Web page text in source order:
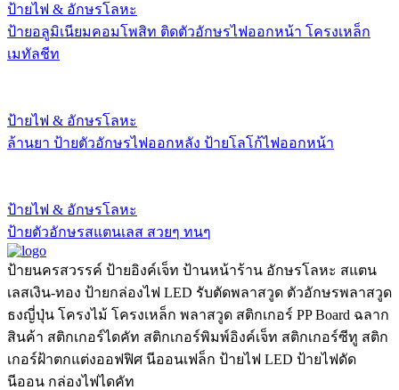
ป้ายไฟ & อักษรโลหะ
ป้ายอลูมิเนียมคอมโพสิท ติดตัวอักษรไฟออกหน้า โครงเหล็ก
เมทัลชีท
ป้ายไฟ & อักษรโลหะ
ล้านยา ป้ายตัวอักษรไฟออกหลัง ป้ายโลโก้ไฟออกหน้า
ป้ายไฟ & อักษรโลหะ
ป้ายตัวอักษรสแตนเลส สวยๆ ทนๆ
ป้ายนครสวรรค์ ป้ายอิงค์เจ็ท ป้านหน้าร้าน อักษรโลหะ สแตน
เลสเงิน-ทอง ป้ายกล่องไฟ LED รับตัดพลาสวูด ตัวอักษรพลาสวูด
ธงญี่ปุ่น โครงไม้ โครงเหล็ก พลาสวูด สติกเกอร์ PP Board ฉลาก
สินค้า สติกเกอร์ไดคัท สติกเกอร์พิมพ์อิงค์เจ็ท สติกเกอร์ซีทู สติก
เกอร์ฝ้าตกแต่งออฟฟิศ นีออนเฟล็ก ป้ายไฟ LED ป้ายไฟดัด
นีออน กล่องไฟไดคัท